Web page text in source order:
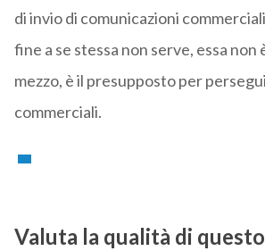
di invio di comunicazioni
fine a se stessa non serve, essa non
mezzo, è il presupposto per
commerciali.
Valuta la qualità di